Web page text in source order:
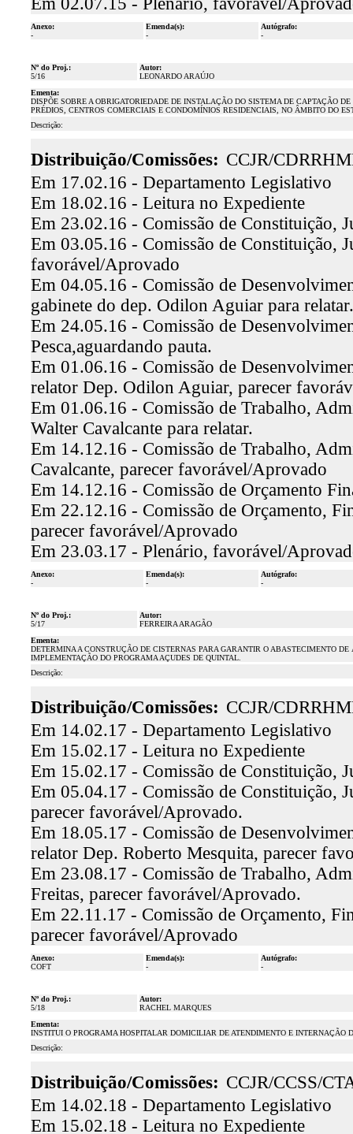
Anexo:
-
Emenda(s):
-
Autógrafo:
-
Nº do Proj.:
5/16
Autor:
LEONARDO ARAÚJO
Ementa:
DISPÕE SOBRE A OBRIGATORIEDADE DE INSTALAÇÃO DO SISTEMA DE CAPTAÇÃO
PRÉDIOS, CENTROS COMERCIAIS E CONDOMÍNIOS RESIDENCIAIS, NO ÂMBITO DO
Descrição:
Distribuição/Comissões: CCJR/
Em 17.02.16 - Departamento Legislativo
Em 18.02.16 - Leitura no Expediente
Em 23.02.16 - Comissão de Constituição,
Em 03.05.16 - Comissão de Constituição,
favorável/Aprovado
Em 04.05.16 - Comissão de
gabinete do dep. Odilon Aguiar para relatar.
Em 24.05.16 - Comissão de
Pesca,aguardando pauta.
Em 01.06.16 - Comissão de
relator Dep. Odilon Aguiar, parecer
Em 01.06.16 - Comissão de Trabalho,
Walter Cavalcante para relatar.
Em 14.12.16 - Comissão de Trabalho,
Cavalcante, parecer favorável/Aprovado
Em 14.12.16 - Comissão de Orçamento
Em 22.12.16 - Comissão de Orçamento,
parecer favorável/Aprovado
Em 23.03.17 - Plenário, favorável/
Anexo:
-
Emenda(s):
-
Autógrafo:
-
Nº do Proj.:
5/17
Autor:
FERREIRA ARAGÃO
Ementa:
DETERMINA A CONSTRUÇÃO DE CISTERNAS PARA GARANTIR O ABASTECIMENTO
IMPLEMENTAÇÃO DO PROGRAMA AÇUDES DE QUINTAL.
Descrição:
Distribuição/Comissões: CCJR/
Em 14.02.17 - Departamento Legislativo
Em 15.02.17 - Leitura no Expediente
Em 15.02.17 - Comissão de Constituição,
Em 05.04.17 - Comissão de Constituição,
parecer favorável/Aprovado.
Em 18.05.17 - Comissão de
relator Dep. Roberto Mesquita, parecer
Em 23.08.17 - Comissão de Trabalho,
Freitas, parecer favorável/Aprovado.
Em 22.11.17 - Comissão de Orçamento,
parecer favorável/Aprovado
Anexo:
COFT
Emenda(s):
-
Autógrafo:
-
Nº do Proj.:
5/18
Autor:
RACHEL MARQUES
Ementa:
INSTITUI O PROGRAMA HOSPITALAR DOMICILIAR DE ATENDIMENTO E
Descrição:
Distribuição/Comissões: CCJR/CCSS/
Em 14.02.18 - Departamento Legislativo
Em 15.02.18 - Leitura no Expediente